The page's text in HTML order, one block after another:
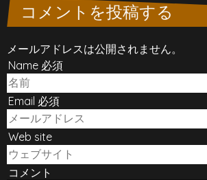
コメントを投稿する
メールアドレスは公開されません。
Name 必須
Email 必須
Web site
コメント